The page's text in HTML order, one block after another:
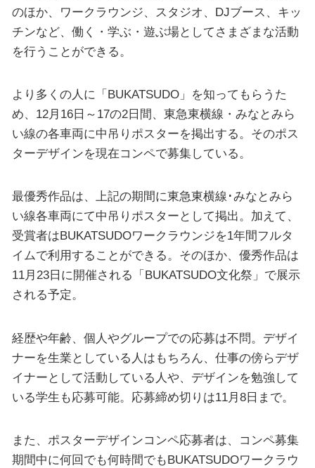
のほか、ワークラウンジ、スタジオ、DJブース、キッ
チンなど、働く・学ぶ・遊ぶ場としてさまざまな活動
を行うことができる。
より多くの人に「BUKATSUDO」を知ってもらうた
め、12月16日～17の2日間、東急東横線・みなとみら
い線の各車両に中吊りポスターを掲出する。そのポス
ターデザインを現在コンペで募集している。
最優秀作品は、上記の期間に東急東横線･みなとみら
い線各車両にて中吊りポスターとして掲出。加えて、
受賞者はBUKATSUDOワークラウンジを1年間フルタ
イムで利用することができる。そのほか、優秀作品は
11月23日に開催される「BUKATSUDO文化祭」で展示
される予定。
経歴や年齢、個人やグループでの応募は不問。デザイ
ナーを生業としている人はもちろん、仕事の傍らデザ
イナーとして活動している人や、デザインを勉強して
いる学生も応募可能。応募締め切りは11月8日まで。
また、ポスターデザインコンペ応募者は、コンペ募集
期間中に何回でも何時間でもBUKATSUDOワークラウ